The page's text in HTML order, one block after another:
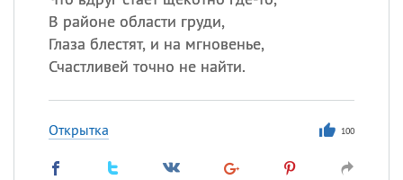
В районе области груди,
Глаза блестят, и на мгновенье,
Счастливей точно не найти.
Открытка 100